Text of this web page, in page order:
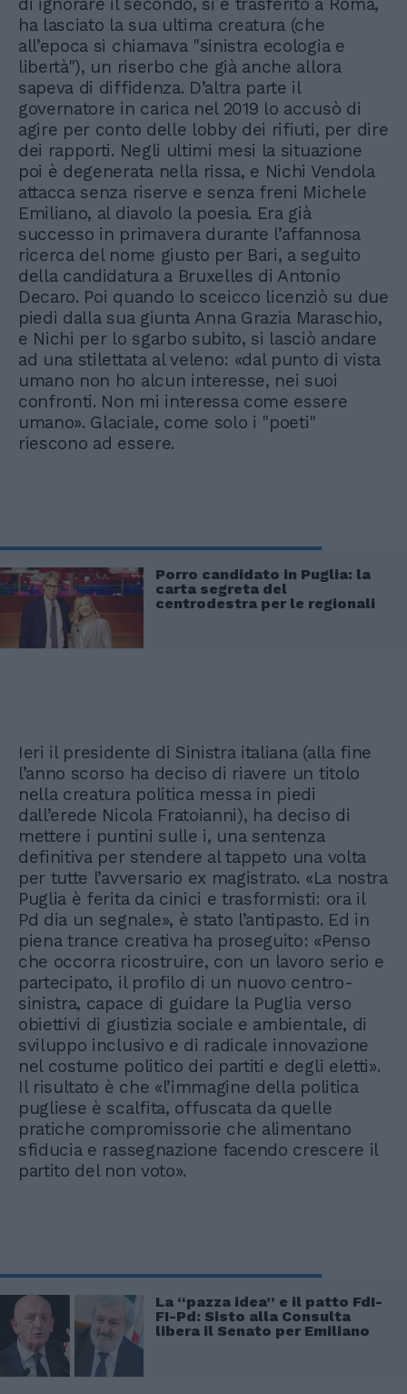
ha lasciato la sua ultima creatura (che
all’epoca si chiamava "sinistra ecologia e
libertà"), un riserbo che già anche allora
sapeva di diffidenza. D’altra parte il
governatore in carica nel 2019 lo accusò di
agire per conto delle lobby dei rifiuti, per dire
dei rapporti. Negli ultimi mesi la situazione
poi è degenerata nella rissa, e Nichi Vendola
attacca senza riserve e senza freni Michele
Emiliano, al diavolo la poesia. Era già
successo in primavera durante l’affannosa
ricerca del nome giusto per Bari, a seguito
della candidatura a Bruxelles di Antonio
Decaro. Poi quando lo sceicco licenziò su due
piedi dalla sua giunta Anna Grazia Maraschio,
e Nichi per lo sgarbo subito, si lasciò andare
ad una stilettata al veleno: «dal punto di vista
umano non ho alcun interesse, nei suoi
confronti. Non mi interessa come essere
umano». Glaciale, come solo i "poeti"
riescono ad essere.
Porro candidato in Puglia: la
carta segreta del
centrodestra per le regionali
Ieri il presidente di Sinistra italiana (alla fine
l’anno scorso ha deciso di riavere un titolo
nella creatura politica messa in piedi
dall’erede Nicola Fratoianni), ha deciso di
mettere i puntini sulle i, una sentenza
definitiva per stendere al tappeto una volta
per tutte l’avversario ex magistrato. «La nostra
Puglia è ferita da cinici e trasformisti: ora il
Pd dia un segnale», è stato l’antipasto. Ed in
piena trance creativa ha proseguito: «Penso
che occorra ricostruire, con un lavoro serio e
partecipato, il profilo di un nuovo centro-
sinistra, capace di guidare la Puglia verso
obiettivi di giustizia sociale e ambientale, di
sviluppo inclusivo e di radicale innovazione
nel costume politico dei partiti e degli eletti».
Il risultato è che «l’immagine della politica
pugliese è scalfita, offuscata da quelle
pratiche compromissorie che alimentano
sfiducia e rassegnazione facendo crescere il
partito del non voto».
La “pazza idea” e il patto FdI-
FI-Pd: Sisto alla Consulta
libera il Senato per Emiliano